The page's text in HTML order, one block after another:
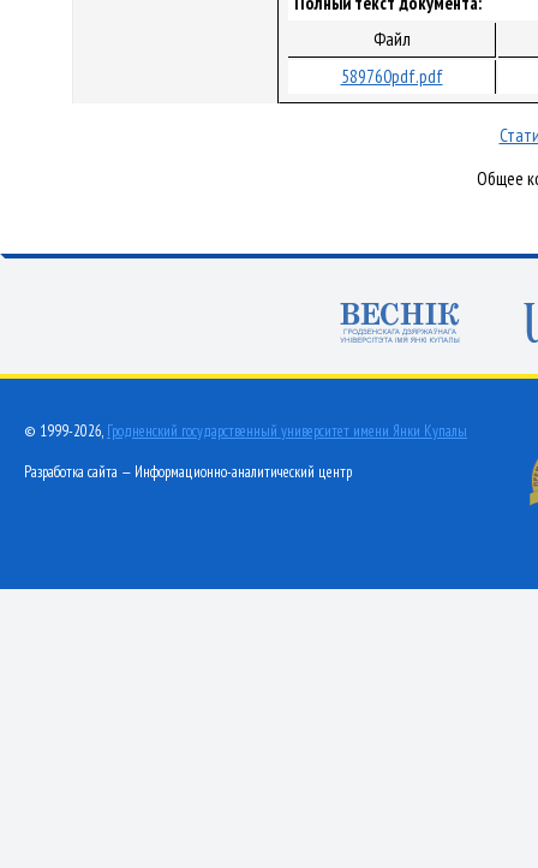
Файл
589760pdf.pdf
Общее
© 1999-2026, Гродненский государственный университет имени Янки Купалы
Разработка сайта — Информационно-аналитический центр